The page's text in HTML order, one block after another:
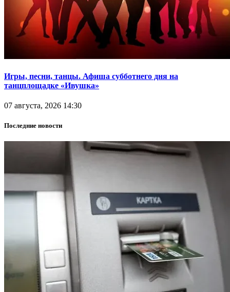
Игры, песни, танцы. Афиша субботнего дня на
танцплощадке «Ивушка»
07 августа, 2026 14:30
Последние новости